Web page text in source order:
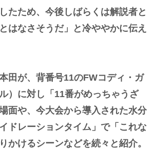
たため、今後しばらくは解説者と
はなさそうだ」と冷ややかに伝え
田が、背番号11のFWコディ・ガ
）に対し「11番がめっちゃうざ
面や、今大会から導入された水分
ドレーションタイム」で「これな
かけるシーンなどを続々と紹介。